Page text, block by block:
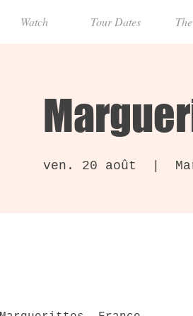
Watch Tour Dates
ven. 20 août